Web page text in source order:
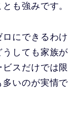
も強みです。
にできるわけ
しても家族が
スだけでは限
いのが実情で